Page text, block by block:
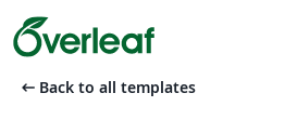
arrow_left_alt Back to all templates